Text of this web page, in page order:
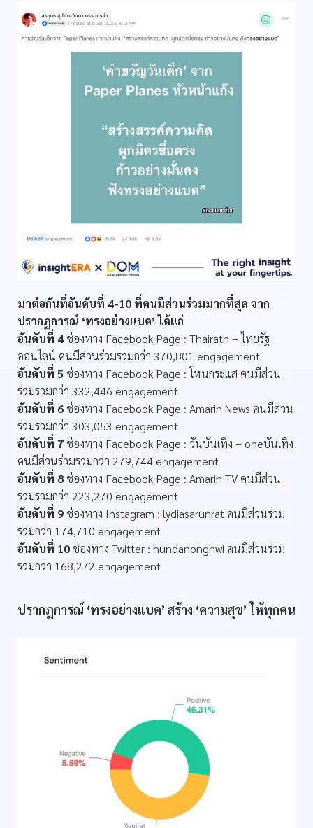
มาต่อกันที่อันดับที่ 4-10 ที่คนมีส่วนร่วมมากที่สุด จาก
ปรากฏการณ์ ‘ทรงอย่างแบด’ ได้แก่
อันดับที่ 4 ช่องทาง Facebook Page : Thairath – ไทยรัฐ
ออนไลน์ คนมีส่วนร่วมรวมกว่า 370,801 engagement
อันดับที่ 5 ช่องทาง Facebook Page : โหนกระแส คนมีส่วน
ร่วมรวมกว่า 332,446 engagement
อันดับที่ 6 ช่องทาง Facebook Page : Amarin News คนมีส่วน
ร่วมรวมกว่า 303,053 engagement
อันดับที่ 7 ช่องทาง Facebook Page : วันบันเทิง – oneบันเทิง
คนมีส่วนร่วมรวมกว่า 279,744 engagement
อันดับที่ 8 ช่องทาง Facebook Page : Amarin TV คนมีส่วน
ร่วมรวมกว่า 223,270 engagement
อันดับที่ 9 ช่องทาง Instagram : lydiasarunrat คนมีส่วนร่วม
รวมกว่า 174,710 engagement
อันดับที่ 10 ช่องทาง Twitter : hundanonghwi คนมีส่วนร่วม
รวมกว่า 168,272 engagement
ปรากฎการณ์ ‘ทรงอย่างแบด’ สร้าง ‘ความสุข’ ให้ทุกคน